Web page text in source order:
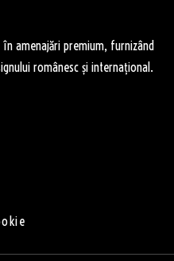
amenajări premium, furnizând
românesc și internațional.